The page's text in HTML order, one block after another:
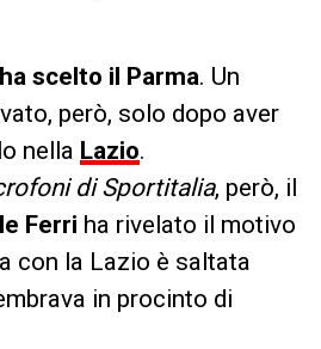
scelto il Parma. Un
però, solo dopo aver
nella Lazio.
di Sportitalia, però, il
Ferri ha rivelato il motivo
con la Lazio è saltata
in procinto di